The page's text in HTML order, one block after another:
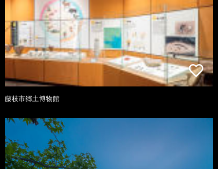
藤枝市郷土博物館